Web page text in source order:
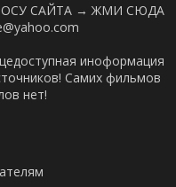
САЙТА → ЖМИ СЮДА
иноформация
Самих фильмов
нет!